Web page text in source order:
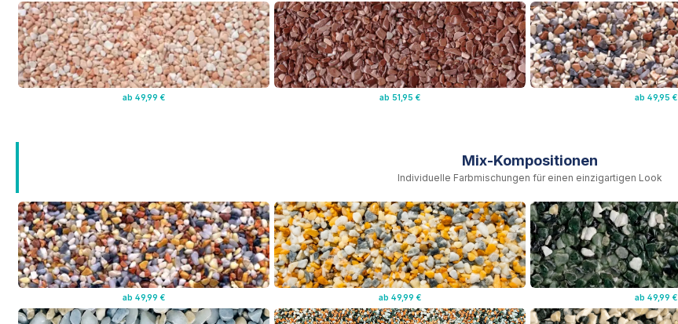
ab 49,99 € ab 51,95 € ab 49,95 €
Mix-Kompositionen
Individuelle Farbmischungen für einen einzigartigen Look
ab 49,99 € ab 49,99 € ab 49,99 €